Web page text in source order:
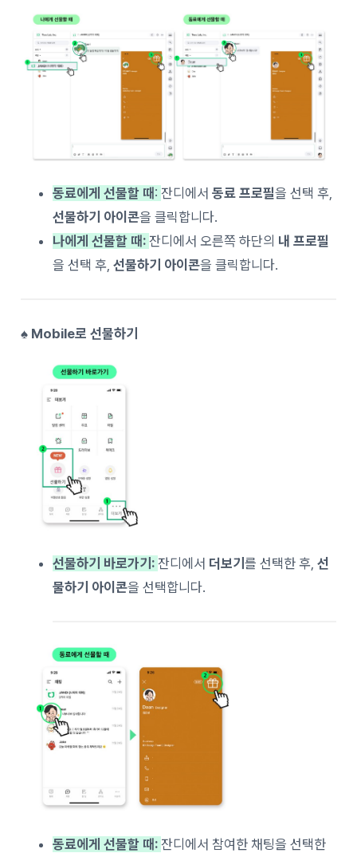
동료에게 선물할 때 :잔디에서동료 프로필을 선택 후,
선물하기 아이콘을 클릭합니다.
나에게 선물할 때: 잔디에서 오른쪽 하단의 내 프로필
을 선택 후,선물하기 아이콘을 클릭합니다.
♠ Mobile로 선물하기
선물하기 바로가기:잔디에서 더보기를 선택한 후,선
물하기 아이콘을 선택합니다.
동료에게 선물할 때:잔디에서 참여한 채팅을 선택한